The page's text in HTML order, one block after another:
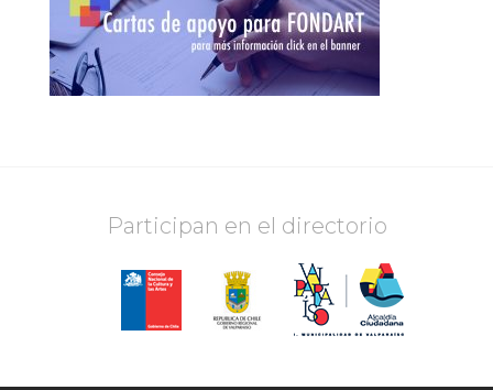
Participan en el directorio